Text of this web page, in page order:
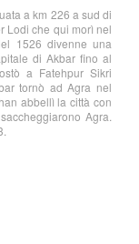
a km 226 a sud di
Lodi che qui morì nel
1526 divenne una
di Akbar fino al
a Fatehpur Sikri
tornò ad Agra nel
abbellì la città con
Agra.